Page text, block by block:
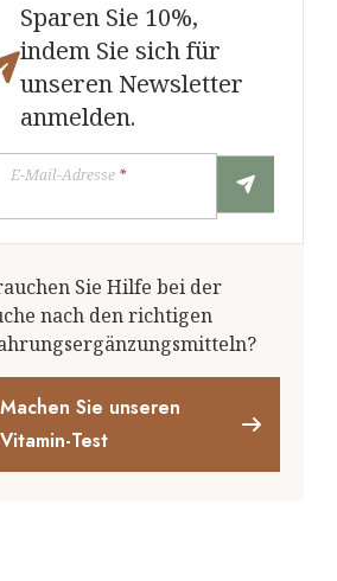
Sparen Sie 10%,
indem Sie sich für
unseren Newsletter
anmelden.
E-Mail-Adresse*
Sie Hilfe bei der
nach den richtigen
Machen Sie unseren
Vitamin-Test